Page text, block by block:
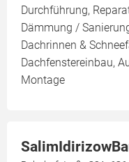
Durchführung,
Dämmung /
Dachrinnen &
Dachfenstereinbau,
Montage